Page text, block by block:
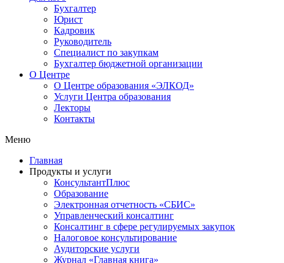
Бухгалтер
Юрист
Кадровик
Руководитель
Специалист по закупкам
Бухгалтер бюджетной организации
О Центре
О Центре образования «ЭЛКОД»
Услуги Центра образования
Лекторы
Контакты
Меню
Главная
Продукты и услуги
КонсультантПлюс
Образование
Электронная отчетность «СБИС»
Управленческий консалтинг
Консалтинг в сфере регулируемых закупок
Налоговое консультирование
Аудиторские услуги
Журнал «Главная книга»